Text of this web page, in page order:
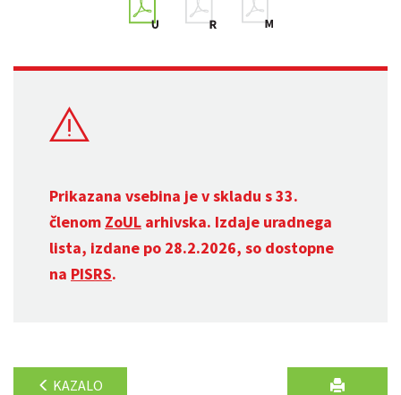
Prikazana vsebina je v skladu s 33.
členom ZoUL arhivska. Izdaje uradnega
lista, izdane po 28.2.2026, so dostopne
na PISRS.
KAZALO